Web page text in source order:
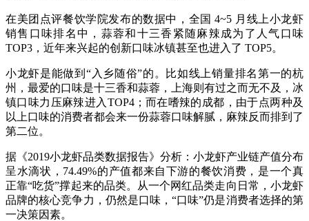
在美团点评餐饮学院发布的数据中，全国 4~5 月线上小龙虾
销售口味排名中，蒜蓉和十三香紧随麻辣成为了人气口味
TOP3，近年来兴起的创新口味冰镇甚至也进入了 TOP5。
小龙虾是能做到“入乡随俗”的。比如线上销量排名第一的杭
州，最爱的口味是十三香和蒜蓉，上海则有过之而无不及，冰
镇口味力压麻辣进入TOP4；而在嗜辣的成都，由于点两种及
以上口味的消费者都会来一份蒜蓉口味解腻，麻辣反而排到了
第二位。
据《2019小龙虾品类数据报告》分析：小龙虾产业链产值分布
呈水滴状，74.49%的产值都来自下游的餐饮消费，是一个真
正靠“吃货”撑起来的品类。从一个网红品类走向日常，小龙虾
品牌的核心竞争力，仍然是口味，“口味”仍是消费者选择的第
一决策因素。